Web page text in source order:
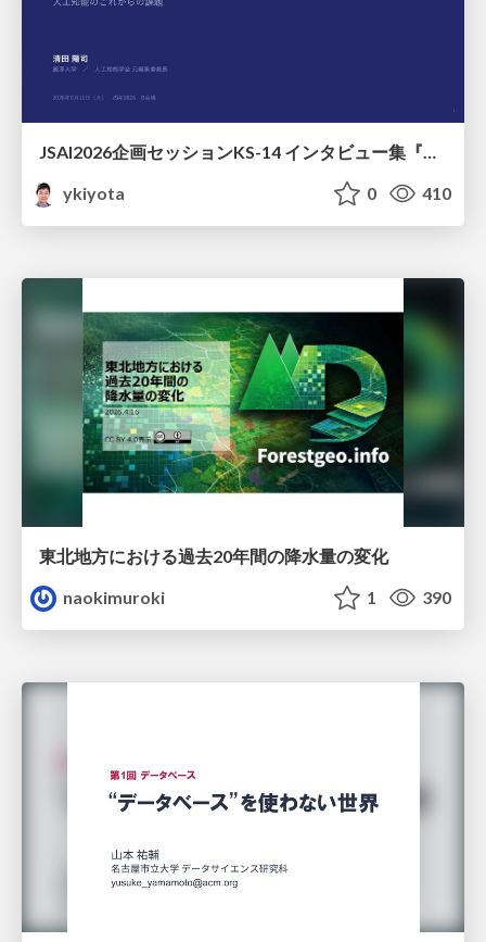
JSAI2026企画セッションKS-14 インタビュー集『⼈⼯知能と哲学と四つの問い』が提起する⼈⼯知能のこれからの課題 趣旨説明 / JSAI2026 Special Session: A Collection of Interviews, “Artificial Intelligence, Philosophy, and Four Questions”
ykiyota
0 410
東北地方における過去20年間の降水量の変化
naokimuroki
1 390